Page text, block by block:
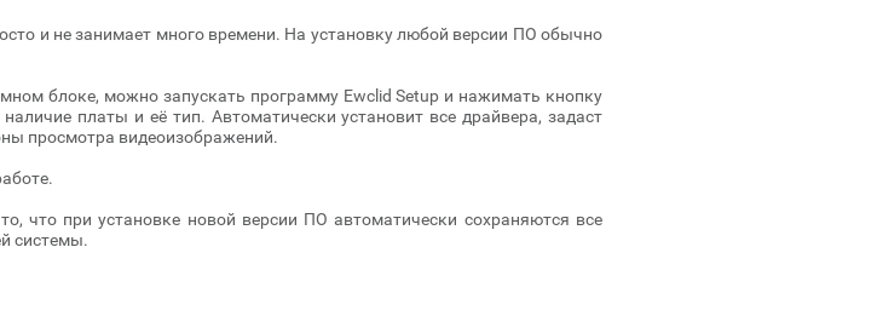
и не занимает много времени. На установку любой версии ПО обычно
блоке, можно запускать программу Ewclid Setup и нажимать кнопку
платы и её тип. Автоматически установит все драйвера, задаст
просмотра видеоизображений.
что при установке новой версии ПО автоматически сохраняются все
системы.